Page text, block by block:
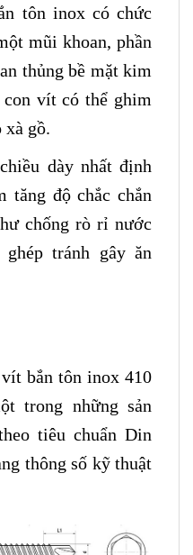
tôn inox có chức
mũi khoan, phần
thủng bề mặt kim
vít có thể ghim
xà gồ.
dày nhất định
tăng độ chắc chắn
chống rò rỉ nước
tránh gây ăn
bắn tôn inox 410
trong những sản
tiêu chuẩn Din
thông số kỹ thuật